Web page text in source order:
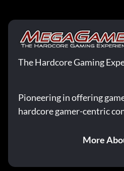
The Hardcore Gaming
Pioneering in offering
hardcore gamer-centric
More